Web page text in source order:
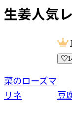
生姜人気
菜のローズマ
リネ
豆